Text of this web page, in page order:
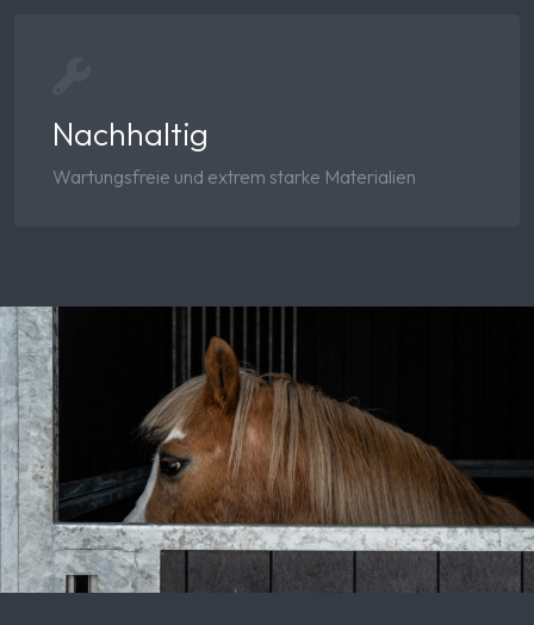
Nachhaltig
Wartungsfreie und extrem starke Materialien